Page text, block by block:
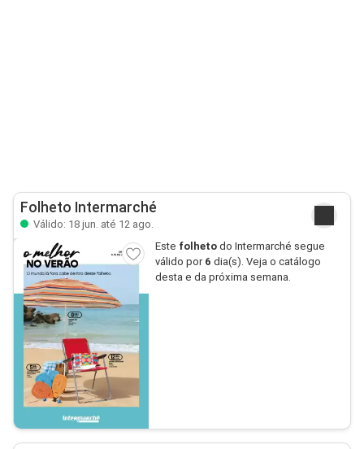
Folheto Intermarché
Válido: 18 jun. até 12 ago.
Este folhetodo Intermarché segue
válido por 6 dia(s). Veja o catálogo
desta e da próxima semana.